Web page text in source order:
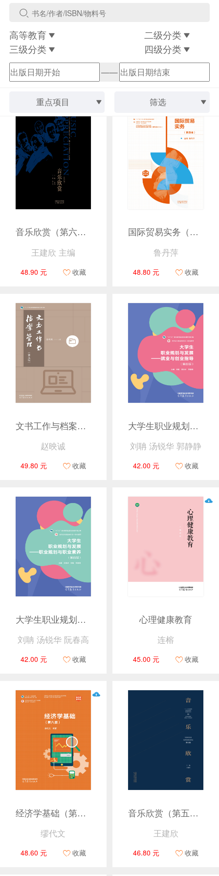
高等教育
二级分类
三级分类
四级分类
——
重点项目 筛选
音乐欣赏（第六版）
王建欣 主编
48.90 元 收藏
国际贸易实务（第四版）
鲁丹萍
48.80 元 收藏
文书工作与档案管理（第五版）
赵映诚
49.80 元 收藏
大学生职业规划与发展——就业与创业指导（第四版）
刘聃 汤锐华 郭静静
42.00 元 收藏
大学生职业规划与发展——职业规划与职业素养（第四版）
刘聃 汤锐华 阮春高
42.00 元 收藏
心理健康教育
连榕
45.00 元 收藏
经济学基础（第八版）
缪代文
48.60 元 收藏
音乐欣赏（第五版）（重排版）
王建欣
46.80 元 收藏